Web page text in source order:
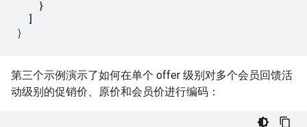
}
]
}
第三个示例演示了如何在单个 offer 级别对多个会员回馈活
动级别的促销价、原价和会员价进行编码：